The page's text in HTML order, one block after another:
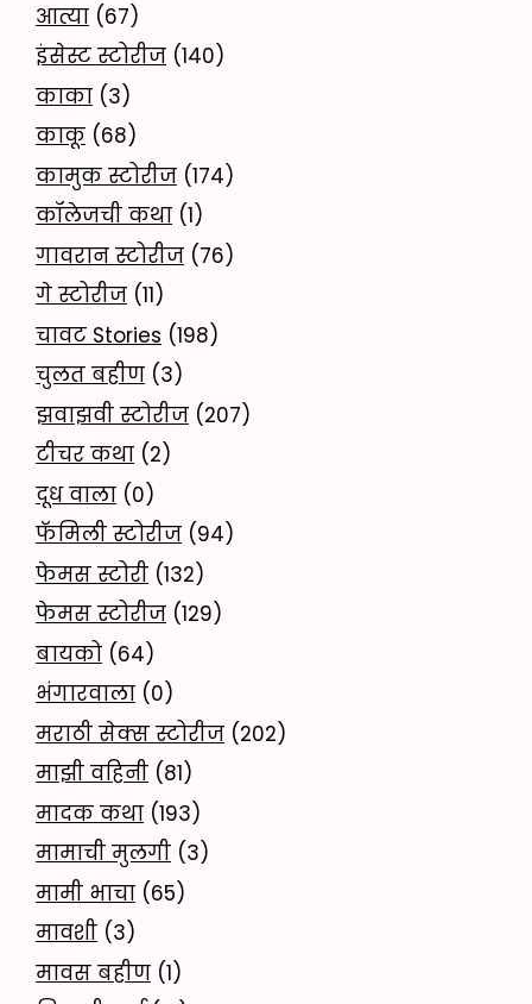
आत्या (67)
इंसेस्ट स्टोरीज (140)
काका (3)
काकू (68)
कामुक स्टोरीज (174)
कॉलेजची कथा (1)
गावरान स्टोरीज (76)
गे स्टोरीज (11)
चावट Stories (198)
चुलत बहीण (3)
झवाझवी स्टोरीज (207)
टीचर कथा (2)
दूध वाला (0)
फॅमिली स्टोरीज (94)
फेमस स्टोरी (132)
फेमस स्टोरीज (129)
बायको (64)
भंगारवाला (0)
मराठी सेक्स स्टोरीज (202)
माझी वहिनी (81)
मादक कथा (193)
मामाची मुलगी (3)
मामी भाचा (65)
मावशी (3)
मावस बहीण (1)